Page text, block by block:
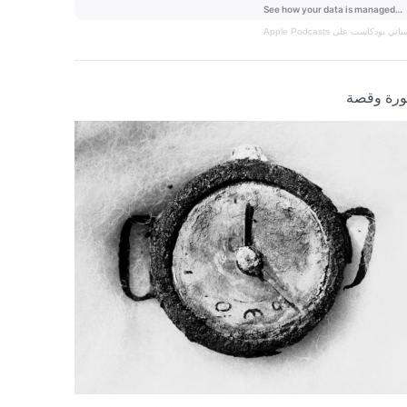
بودكاست على Apple Podcasts
وقصة